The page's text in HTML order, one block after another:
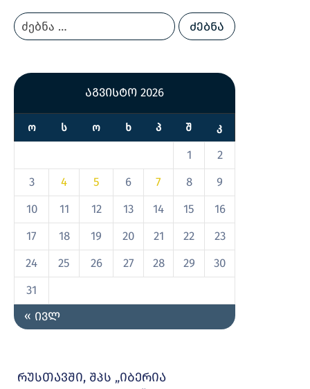
აგვისტო 2026
Ო Ს Ო Ხ Პ Შ Კ
1
2
3
4 5 6 7 8
9
10
11 12 13 14 15
16
17
18 19 20 21 22
23
24
25 26 27 28 29
30
31
« ივლ
რუსთავში, შპს „იბერია